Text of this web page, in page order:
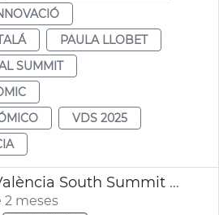
PAULA LLOBET
SUMMIT
VDS 2025
Participación València South Summit 2026
meses